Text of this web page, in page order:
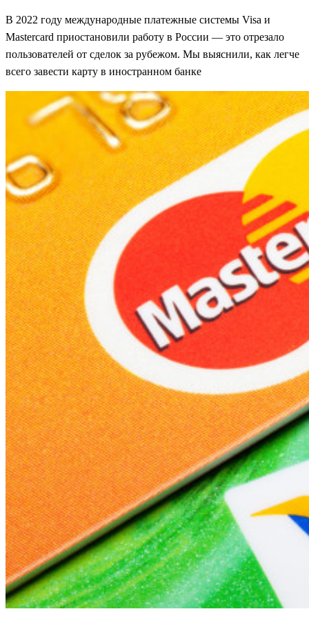
В 2022 году международные платежные системы Visa и
Mastercard приостановили работу в России — это отрезало
пользователей от сделок за рубежом. Мы выяснили, как легче
всего завести карту в иностранном банке